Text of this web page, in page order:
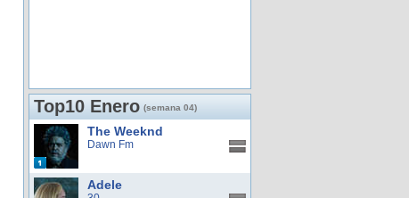
Top10 Enero (semana 04)
The Weeknd
Dawn Fm
Adele